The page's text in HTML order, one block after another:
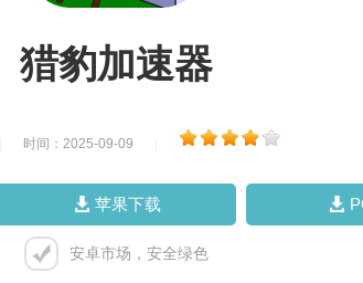
猎豹加速器
时间：2025-09-09
苹果下载
安卓市场，安全绿色